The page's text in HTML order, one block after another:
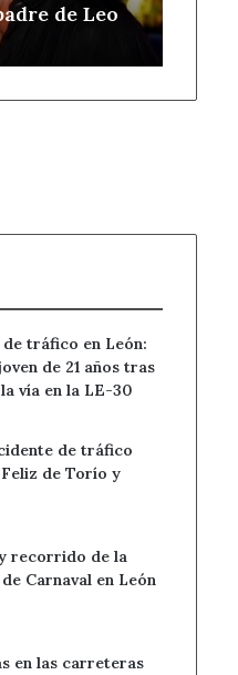
de Leo
tráfico en León:
de 21 años tras
vía en la LE-30
de tráfico
de Torío y
recorrido de la
Carnaval en León
en las carreteras